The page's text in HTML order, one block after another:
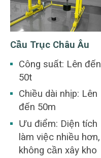
Cầu Trục Châu Âu
Công suất: Lên đến
50t
Chiều dài nhịp: Lên
đến 50m
Ưu điểm: Diện tích
làm việc nhiều hơn,
không cần xây kho